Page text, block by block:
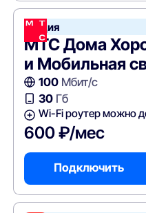
Акция
МТС Дома
и Мобильная
100Мбит/с
30Гб
Wi-Fi роутер можно
600 ₽/мес
Подключить